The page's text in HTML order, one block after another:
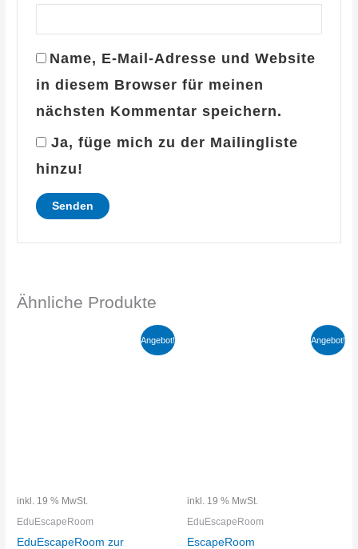
Name, E-Mail-Adresse und Website
in diesem Browser für meinen
nächsten Kommentar speichern.
Ja, füge mich zu der Mailingliste
hinzu!
Ähnliche Produkte
Angebot!
inkl. 19 % MwSt.
EduEscapeRoom
EduEscapeRoom zur
Angebot!
inkl. 19 % MwSt.
EduEscapeRoom
EscapeRoom